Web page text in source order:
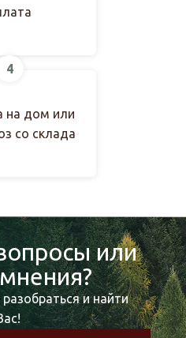
4
на дом или
со склада
или
и найти